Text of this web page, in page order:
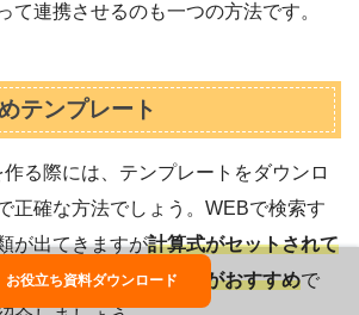
て連携させるのも一つの方法です。
テンプレート
る際には、テンプレートをダウンロ
正確な方法でしょう。WEBで検索す
が出てきますが計算式がセットされて
に見やすい書式のものがおすすめで
お役立ち資料ダウンロード